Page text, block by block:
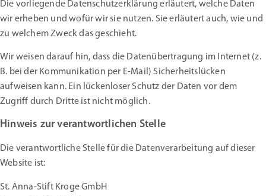
Die vorliegende Datenschutzerklärung erläutert, welche Daten
wir erheben und wofür wir sie nutzen. Sie erläutert auch, wie und
zu welchem Zweck das geschieht.
Wir weisen darauf hin, dass die Datenübertragung im Internet (z.
B. bei der Kommunikation per E-Mail) Sicherheitslücken
aufweisen kann. Ein lückenloser Schutz der Daten vor dem
Zugriff durch Dritte ist nicht möglich.
Hinweis zur verantwortlichen Stelle
Die verantwortliche Stelle für die Datenverarbeitung auf dieser
Website ist:
St. Anna-Stift Kroge GmbH